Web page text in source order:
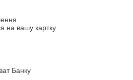
на вашу картку
Банку